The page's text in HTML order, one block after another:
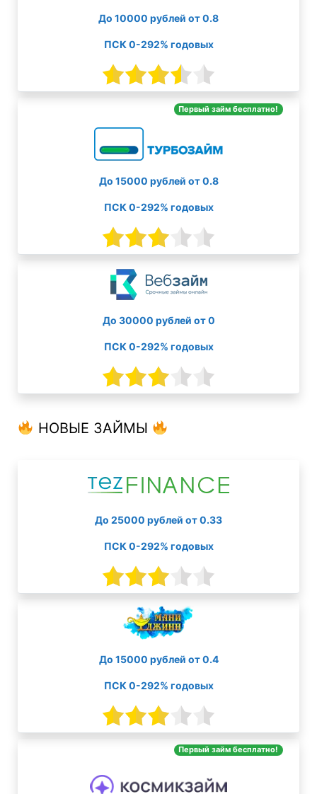
До 10000 рублей от 0.8
ПСК 0-292% годовых
Первый займ бесплатно!
До 15000 рублей от 0.8
ПСК 0-292% годовых
До 30000 рублей от 0
ПСК 0-292% годовых
НОВЫЕ ЗАЙМЫ
До 25000 рублей от 0.33
ПСК 0-292% годовых
До 15000 рублей от 0.4
ПСК 0-292% годовых
Первый займ бесплатно!